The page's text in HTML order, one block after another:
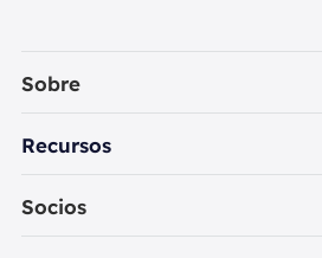
Sobre
Empresa
Recursos
Recuperación de Datos PC
Socios